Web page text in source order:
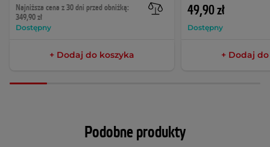
Najniższa cena z 30 dni przed obniżką:
349,90 zł
Dostępny
+ Dodaj do koszyka
49,90 zł
Dostępny
+ Dodaj
Podobne produkty